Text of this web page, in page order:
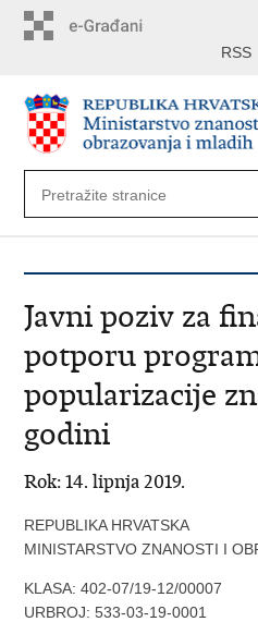
RSS
Javni poziv za
potporu
popularizacije
godini
Rok: 14. lipnja 2019.
REPUBLIKA HRVATSKA
MINISTARSTVO ZNANOSTI I
KLASA: 402-07/19-12/00007
URBROJ: 533-03-19-0001